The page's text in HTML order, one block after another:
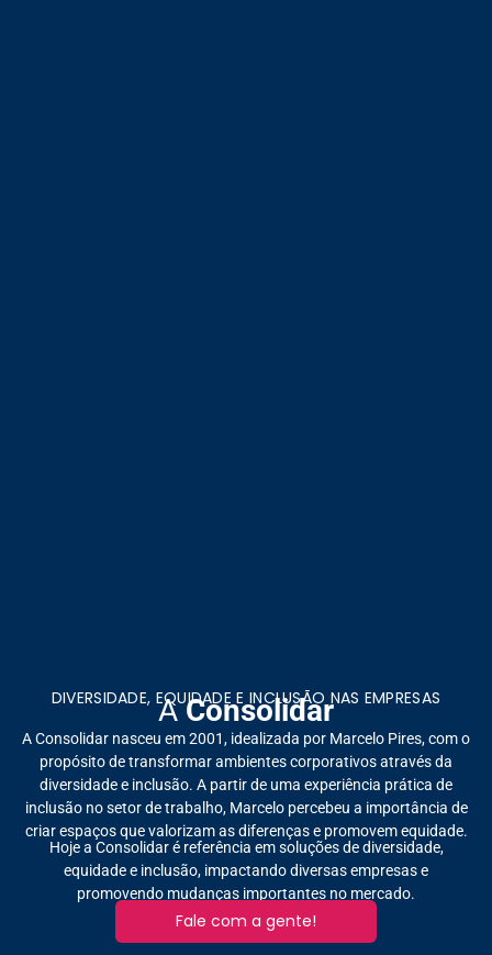
DIVERSIDADE, EQUIDADE E INCLUSÃO NAS EMPRESAS
AConsolidar
A Consolidar nasceu em 2001, idealizada por Marcelo Pires, com o
propósito de transformar ambientes corporativos através da
diversidade e inclusão. A partir de uma experiência prática de
inclusão no setor de trabalho, Marcelo percebeu a importância de
criar espaços que valorizam as diferenças e promovem equidade.
Hoje a Consolidar é referência em soluções de diversidade,
equidade e inclusão, impactando diversas empresas e
promovendo mudanças importantes no mercado.
Fale com a gente!